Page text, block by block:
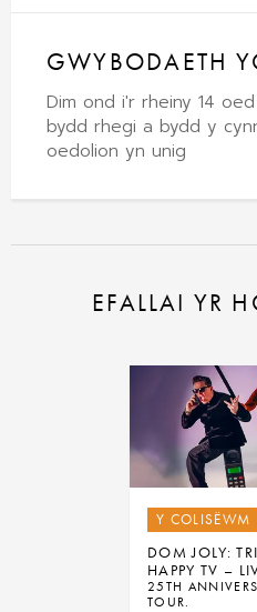
GWYBODAETH
Dim ond i'r rheiny 14
bydd rhegi a bydd y
oedolion yn unig
EFALLAI YR
Y COLISËWM
DOM JOLY:
HAPPY TV –
25TH
TOUR.